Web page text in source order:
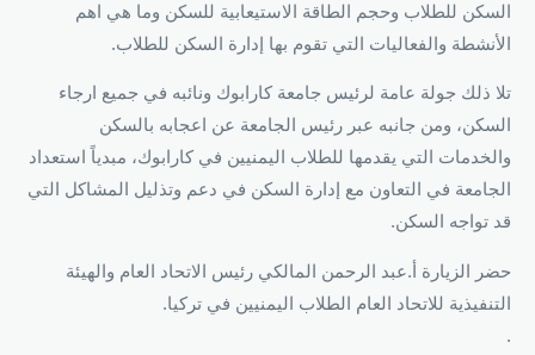
السكن للطلاب وحجم الطاقة الاستيعابية للسكن وما هي اهم
الأنشطة والفعاليات التي تقوم بها إدارة السكن للطلاب.
تلا ذلك جولة عامة لرئيس جامعة كارابوك ونائبه في جميع ارجاء
السكن، ومن جانبه عبر رئيس الجامعة عن اعجابه بالسكن
والخدمات التي يقدمها للطلاب اليمنيين في كارابوك، مبدياً استعداد
الجامعة في التعاون مع إدارة السكن في دعم وتذليل المشاكل التي
قد تواجه السكن.
حضر الزيارة أ.عبد الرحمن المالكي رئيس الاتحاد العام والهيئة
التنفيذية للاتحاد العام الطلاب اليمنيين في تركيا.
.